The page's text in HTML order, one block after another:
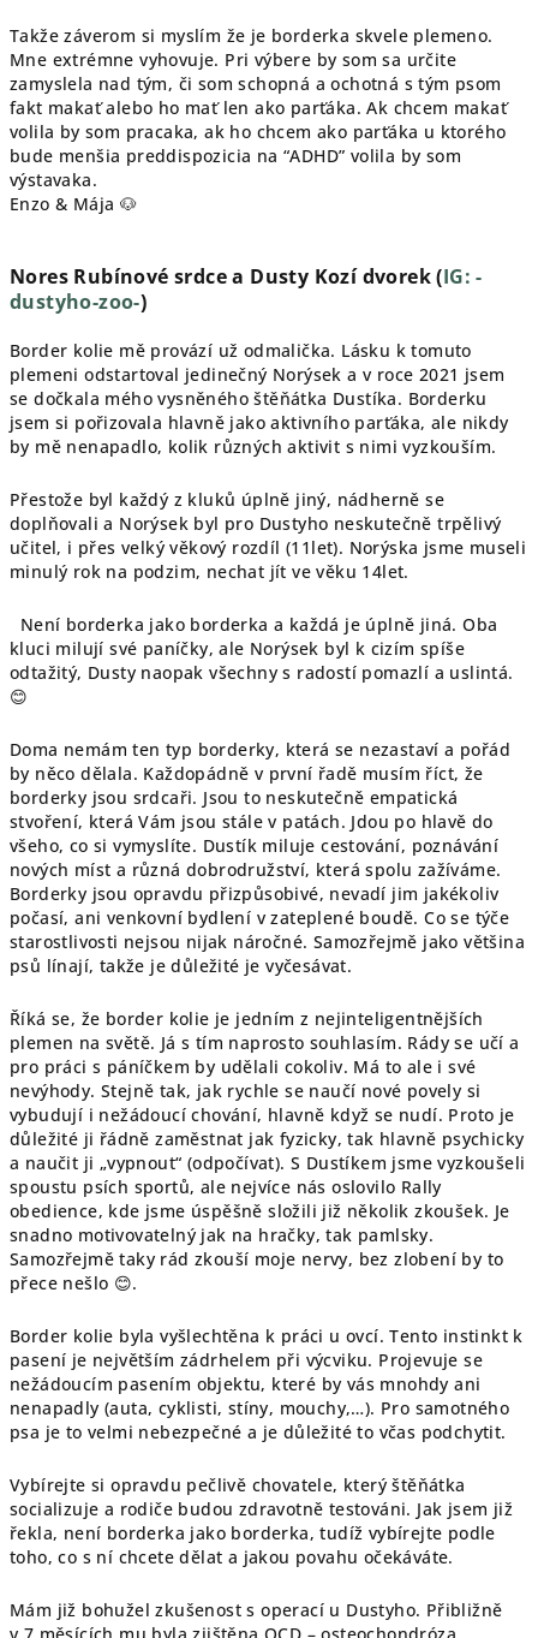
Takže záverom si myslím že je borderka skvele plemeno.
Mne extrémne vyhovuje. Pri výbere by som sa určite
zamyslela nad tým, či som schopná a ochotná s tým psom
fakt makať alebo ho mať len ako parťáka. Ak chcem makať
volila by som pracaka, ak ho chcem ako parťáka u ktorého
bude menšia preddispozicia na “ADHD” volila by som
výstavaka.
Enzo & Mája 🐶
Nores Rubínové srdce a Dusty Kozí dvorek (IG: -
dustyho-zoo-)
Border kolie mě provází už odmalička. Lásku k tomuto
plemeni odstartoval jedinečný Norýsek a v roce 2021 jsem
se dočkala mého vysněného štěňátka Dustíka. Borderku
jsem si pořizovala hlavně jako aktivního parťáka, ale nikdy
by mě nenapadlo, kolik různých aktivit s nimi vyzkouším.
Přestože byl každý z kluků úplně jiný, nádherně se
doplňovali a Norýsek byl pro Dustyho neskutečně trpělivý
učitel, i přes velký věkový rozdíl (11let). Norýska jsme museli
minulý rok na podzim, nechat jít ve věku 14let.
Není borderka jako borderka a každá je úplně jiná. Oba
kluci milují své paníčky, ale Norýsek byl k cizím spíše
odtažitý, Dusty naopak všechny s radostí pomazlí a uslintá.
😊
Doma nemám ten typ borderky, která se nezastaví a pořád
by něco dělala. Každopádně v první řadě musím říct, že
borderky jsou srdcaři. Jsou to neskutečně empatická
stvoření, která Vám jsou stále v patách. Jdou po hlavě do
všeho, co si vymyslíte. Dustík miluje cestování, poznávání
nových míst a různá dobrodružství, která spolu zažíváme.
Borderky jsou opravdu přizpůsobivé, nevadí jim jakékoliv
počasí, ani venkovní bydlení v zateplené boudě. Co se týče
starostlivosti nejsou nijak náročné. Samozřejmě jako většina
psů línají, takže je důležité je vyčesávat.
Říká se, že border kolie je jedním z nejinteligentnějších
plemen na světě. Já s tím naprosto souhlasím. Rády se učí a
pro práci s páníčkem by udělali cokoliv. Má to ale i své
nevýhody. Stejně tak, jak rychle se naučí nové povely si
vybudují i nežádoucí chování, hlavně když se nudí. Proto je
důležité ji řádně zaměstnat jak fyzicky, tak hlavně psychicky
a naučit ji „vypnout“ (odpočívat). S Dustíkem jsme vyzkoušeli
spoustu psích sportů, ale nejvíce nás oslovilo Rally
obedience, kde jsme úspěšně složili již několik zkoušek. Je
snadno motivovatelný jak na hračky, tak pamlsky.
Samozřejmě taky rád zkouší moje nervy, bez zlobení by to
přece nešlo 😊.
Border kolie byla vyšlechtěna k práci u ovcí. Tento instinkt k
pasení je největším zádrhelem při výcviku. Projevuje se
nežádoucím pasením objektu, které by vás mnohdy ani
nenapadly (auta, cyklisti, stíny, mouchy,…). Pro samotného
psa je to velmi nebezpečné a je důležité to včas podchytit.
Vybírejte si opravdu pečlivě chovatele, který štěňátka
socializuje a rodiče budou zdravotně testováni. Jak jsem již
řekla, není borderka jako borderka, tudíž vybírejte podle
toho, co s ní chcete dělat a jakou povahu očekáváte.
Mám již bohužel zkušenost s operací u Dustyho. Přibližně